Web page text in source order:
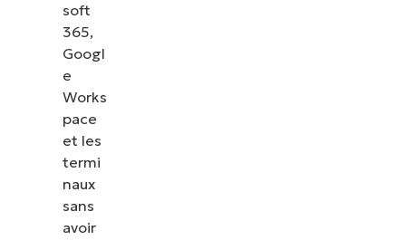
soft
365,
Googl
e
Works
pace
et les
termi
naux
sans
avoir